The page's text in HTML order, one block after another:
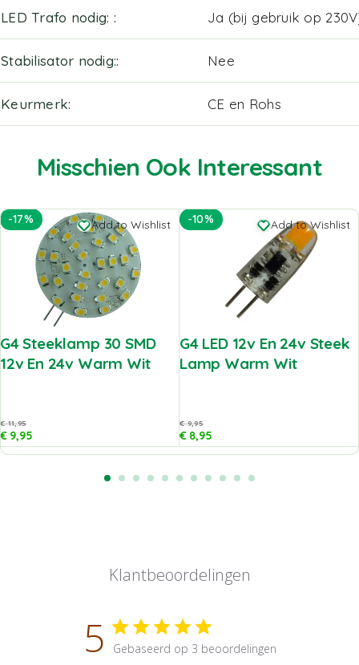
LED Trafo nodig: Ja (bij gebruik op
Stabilisator nodig: Nee
Keurmerk CE en Rohs
Misschien Ook Interessant
-17% Add to Wishlist
G4 Steeklamp 30 SMD
12v En 24v Warm Wit
€11,95
€9,95
-10% Add to Wishlist
G4 LED 12v En 24v Steek
Lamp Warm Wit
€9,95
€8,95
Klantbeoordelingen
5 Gebaseerd op 3 beoordelingen